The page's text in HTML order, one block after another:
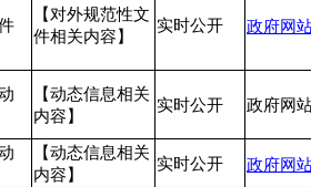
【对外规范性文
件相关内容】
实时公开 政府网
【动态信息相关
内容】
实时公开 政府网
【动态信息相关
内容】
实时公开 政府网